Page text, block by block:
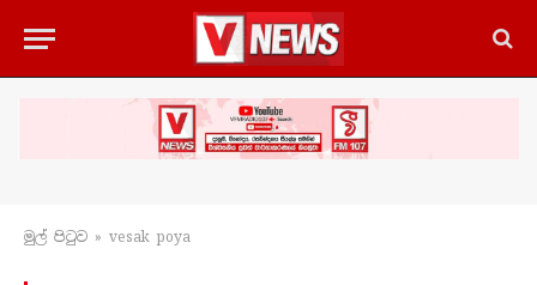
මුල් පිටු​ව » vesak poya